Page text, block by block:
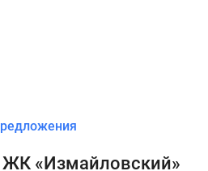
«Измайловский»